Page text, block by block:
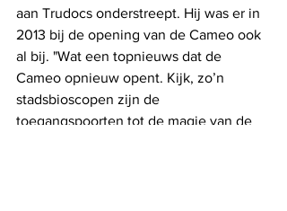
aan Trudocs onderstreept. Hij was er in
2013 bij de opening van de Cameo ook
al bij. "Wat een topnieuws dat de
Cameo opnieuw opent. Kijk, zo’n
stadsbioscopen zijn de
toegangspoorten tot de magie van de